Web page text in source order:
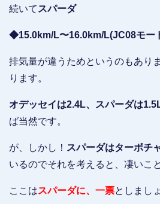
続いて スパーダ
◆15.0km/L〜16.0km/L(JC08モー
排気量が違うためというのもあり
ります。
オデッセイは2.4L、スパーダは
ば当然です。
が、しかし！ スパーダはターボチ
いるのでそれを考えると、凄いこ
ここはスパーダに、一票としまし